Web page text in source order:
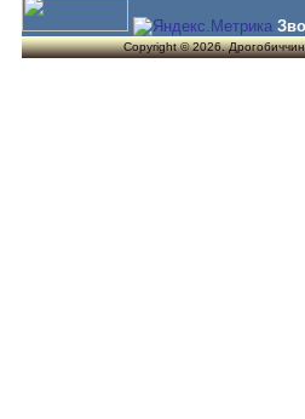
Copyright © 2026. Дрогобиччина